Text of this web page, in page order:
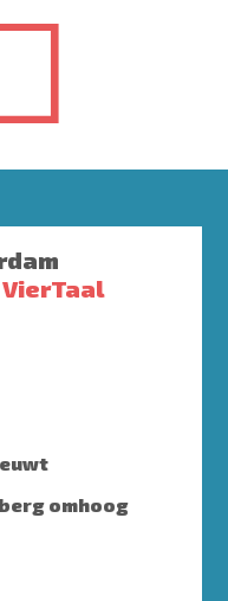
VierTaal
omhoog